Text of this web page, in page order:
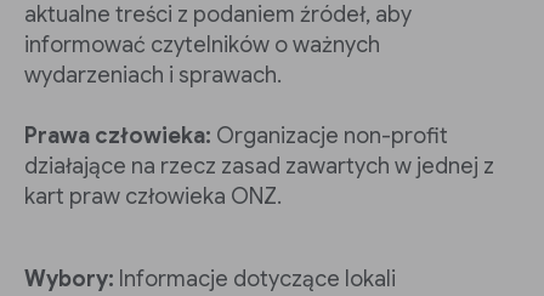
aktualne treści z podaniem źródeł, aby
informować czytelników o ważnych
wydarzeniach i sprawach.
Prawa człowieka: Organizacje non-profit
działające na rzecz zasad zawartych w jednej z
kart praw człowieka ONZ.
Wybory: Informacje dotyczące lokali